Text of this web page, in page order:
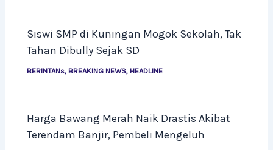
Siswi SMP di Kuningan Mogok Sekolah, Tak
Tahan Dibully Sejak SD
BERINTANs, BREAKING NEWS, HEADLINE
Harga Bawang Merah Naik Drastis Akibat
Terendam Banjir, Pembeli Mengeluh